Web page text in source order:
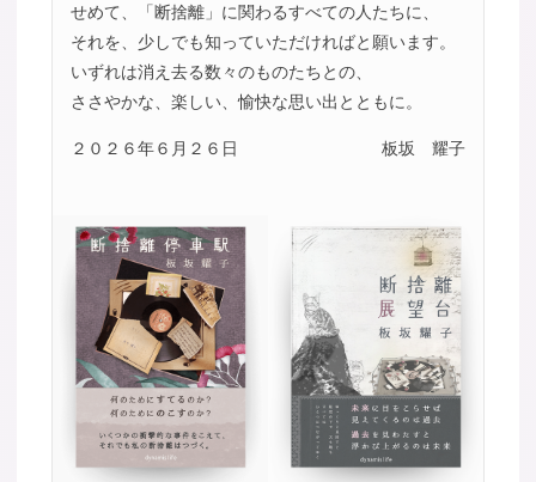
せめて、「断捨離」に関わるすべての人たちに、
それを、少しでも知っていただければと願います。
いずれは消え去る数々のものたちとの、
ささやかな、楽しい、愉快な思い出とともに。
２０２６年６月２６日 板坂 耀子